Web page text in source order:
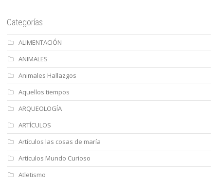
Categorías
ALIMENTACIÓN
ANIMALES
Animales Hallazgos
Aquellos tiempos
ARQUEOLOGÍA
ARTÍCULOS
Artículos las cosas de maría
Artículos Mundo Curioso
Atletismo